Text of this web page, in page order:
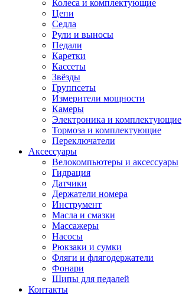
Колеса и комплектующие
Цепи
Седла
Рули и выносы
Педали
Каретки
Кассеты
Звёзды
Группсеты
Измерители мощности
Камеры
Электроника и комплектующие
Тормоза и комплектующие
Переключатели
Аксессуары
Велокомпьютеры и аксессуары
Гидрация
Датчики
Держатели номера
Инструмент
Масла и смазки
Массажеры
Насосы
Рюкзаки и сумки
Фляги и флягодержатели
Фонари
Шипы для педалей
Контакты